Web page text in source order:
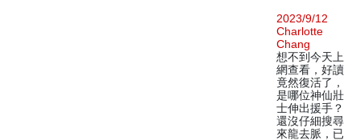
2023/9/12
Charlotte
Chang
想不到今天上
網查看，好讀
竟然復活了，
是哪位神仙壯
士伸出援手？
還沒仔細搜尋
來龍去脈，已